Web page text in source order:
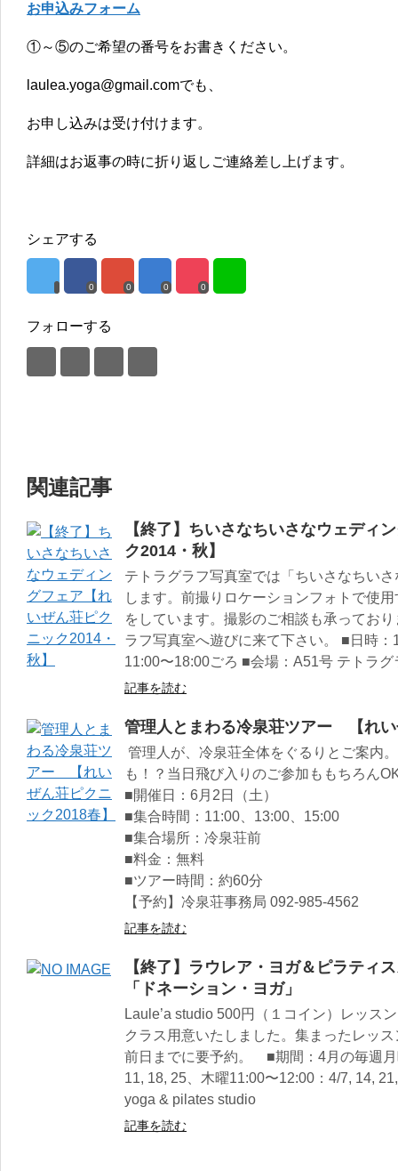
お申込みフォーム
①～⑤のご希望の番号をお書きください。
laulea.yoga@gmail.comでも、
お申し込みは受け付けます。
詳細はお返事の時に折り返しご連絡差し上げます。
シェアする
0 0 0 0
フォローする
関連記事
【終了】ちいさなちいさなウェディ
ク2014・秋】
テトラグラフ写真室では「ちいさなちい
します。前撮りロケーションフォトで使
をしています。撮影のご相談も承ってお
ラフ写真室へ遊びに来て下さい。 ■日時
11:00〜18:00ごろ ■会場：A51号 テトラグ
記事を読む
管理人とまわる冷泉荘ツアー 【れ
管理人が、冷泉荘全体をぐるりとご案内
も！？当日飛び入りのご参加ももちろん
■開催日：6月2日（土）
■集合時間：11:00、13:00、15:00
■集合場所：冷泉荘前
■料金：無料
■ツアー時間：約60分
【予約】冷泉荘事務局 092-985-4562
記事を読む
【終了】ラウレア・ヨガ＆ピラティ
「ドネーション・ヨガ」
Laule’a studio 500円（１コイン）レッス
クラス用意いたしました。集まったレッ
前日までに要予約。 ■期間：4月の毎週
11, 18, 25、木曜11:00〜12:00：4/7, 14,
yoga & pilates studio
記事を読む